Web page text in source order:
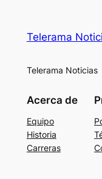
Telerama
Telerama Noticias
Acerca de
Equipo
Historia
Carreras